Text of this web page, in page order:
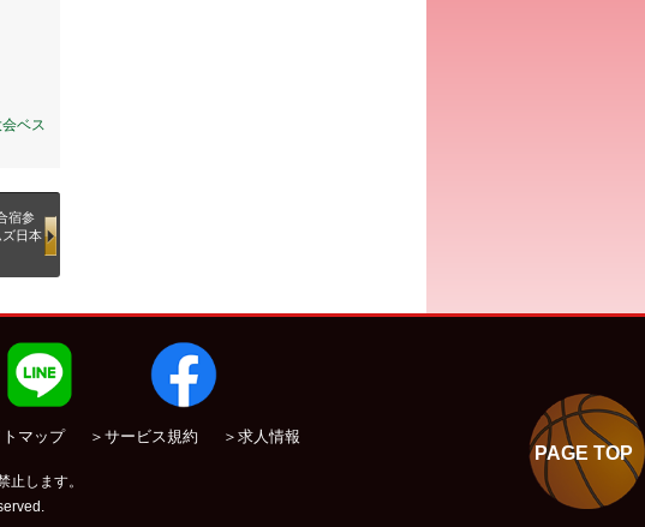
ベス
宿参
日本
PAGE TOP
トマップ ＞サービス規約 ＞求人情報
します。